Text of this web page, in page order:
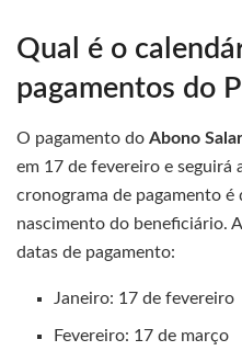
Qual é o
pagamentos do
O pagamento do Abono
em 17 de fevereiro e seguirá
cronograma de pagamento é
nascimento do beneficiário.
datas de pagamento:
Janeiro: 17 de fevereiro
Fevereiro: 17 de março